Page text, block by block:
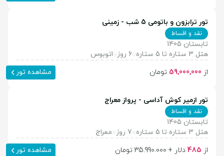
تور ترابزون و باتومی 5 شب - زمینی
نقد و اقساط
تابستان 1405
هتل 3 ستاره تا 5 ستاره
6 روز
اتوبوس
از 59,000,000 تومان مشاهده تور
تور ازمیر کوش آداسی - پرواز معراج
نقد و اقساط
تابستان 1405
هتل 3 ستاره تا 5 ستاره
7 روز
معراج
از 485 دلار + 35.990.000 تومان مشاهده تور